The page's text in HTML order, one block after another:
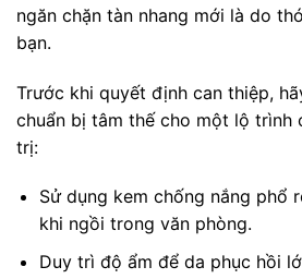
ngăn chặn tàn nhang mới là do
bạn.
Trước khi quyết định can thiệp,
chuẩn bị tâm thế cho một lộ trình
trị:
Sử dụng kem chống nắng phổ
khi ngồi trong văn phòng.
Duy trì độ ẩm để da phục hồi